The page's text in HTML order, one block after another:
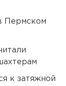
Пермском
к затяжной